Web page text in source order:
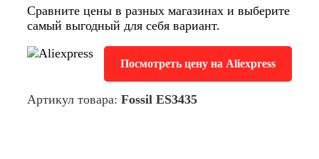
Сравните цены в разных магазинах и выберите
самый выгодный для себя вариант.
Посмотреть цену на Aliexpress
Артикул товара: Fossil ES3435